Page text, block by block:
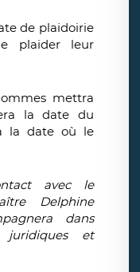
de plaidoirie
plaider leur
mettra
la date du
la date où le
avec le
Delphine
dans
et